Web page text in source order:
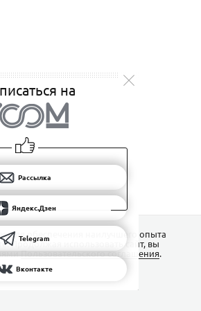
на
Рассылка
Яндекс.Дзен
Telegram
Вконтакте
для обеспечения наилучшего опыта
Продолжая использовать сайт, вы
Пользовательского соглашения.